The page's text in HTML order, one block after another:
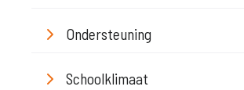
Ondersteuning
Schoolklimaat